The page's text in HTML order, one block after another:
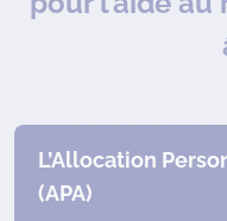
L’Allocation
(APA)